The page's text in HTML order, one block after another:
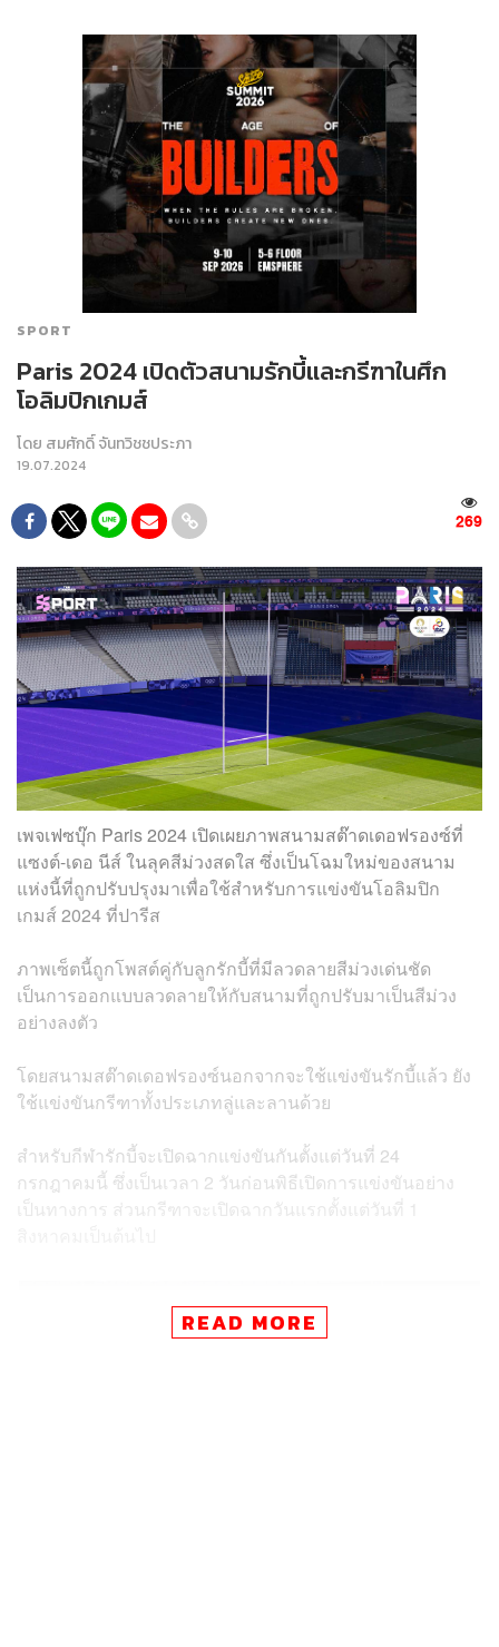
SPORT
Paris 2024 เปิดตัวสนามรักบี้และกรีฑาในศึก
โอลิมปิกเกมส์
โดย สมศักดิ์ จันทวิชชประภา
19.07.2024
269
เพจเฟซบุ๊ก Paris 2024 เปิดเผยภาพสนามสต๊าดเดอฟรองซ์ที่
แซงต์-เดอ นีส์ ในลุคสีม่วงสดใส ซึ่งเป็นโฉมใหม่ของสนาม
แห่งนี้ที่ถูกปรับปรุงมาเพื่อใช้สำหรับการแข่งขันโอลิมปิก
เกมส์ 2024 ที่ปารีส
ภาพเซ็ตนี้ถูกโพสต์คู่กับลูกรักบี้ที่มีลวดลายสีม่วงเด่นชัด
เป็นการออกแบบลวดลายให้กับสนามที่ถูกปรับมาเป็นสีม่วง
อย่างลงตัว
โดยสนามสต๊าดเดอฟรองซ์นอกจากจะใช้แข่งขันรักบี้แล้ว ยัง
ใช้แข่งขันกรีฑาทั้งประเภทลู่และลานด้วย
สำหรับกีฬารักบี้จะเปิดฉากแข่งขันกันตั้งแต่วันที่ 24
กรกฎาคมนี้ ซึ่งเป็นเวลา 2 วันก่อนพิธีเปิดการแข่งขันอย่าง
เป็นทางการ ส่วนกรีฑาจะเปิดฉากวันแรกตั้งแต่วันที่ 1
READ MORE